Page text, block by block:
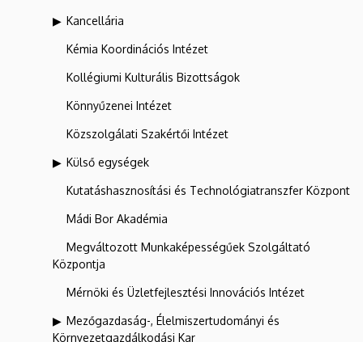
Kancellária
Kémia Koordinációs Intézet
Kollégiumi Kulturális Bizottságok
Könnyűzenei Intézet
Közszolgálati Szakértői Intézet
Külső egységek
Kutatáshasznosítási és Technológiatranszfer Központ
Mádi Bor Akadémia
Megváltozott Munkaképességűek Szolgáltató
Központja
Mérnöki és Üzletfejlesztési Innovációs Intézet
Mezőgazdaság-, Élelmiszertudományi és
Környezetgazdálkodási Kar